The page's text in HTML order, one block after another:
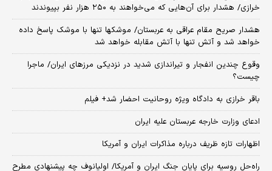
خرازی/ هشدار برای آن‌هایی که می‌خواهند به ۲۵۰ هزار نفر بپیوندند
هشدار صریح مقام عراقی به عربستان/ موشکها تنها با موشک پاسخ داده
خواهد شد و آتش تنها با آتش مقابله خواهد شد
وقوع چندین انفجار و تیراندازی شدید در نزدیکی مرز‌های ایران/ ماجرا
چیست؟
باقر خرازی به دادگاه ویژه روحانیت احضار شد+ فیلم
ادعای وزارت خارجه عربستان علیه ایران
اظهارات تازه ظریف درباره مذاکرات ایران و آمریکا
راه‌حل روسیه برای پایان جنگ ایران و آمریکا/ اولیانوف چه پیشنهادی مطرح